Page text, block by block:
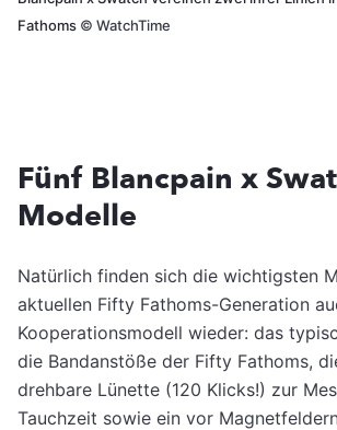
Fathoms © WatchTime
Fünf Blancpain x
Modelle
Natürlich finden sich die wichtigsten
aktuellen Fifty Fathoms-Generation
Kooperationsmodell wieder: das
die Bandanstöße der Fifty Fathoms,
drehbare Lünette (120 Klicks!) zur
Tauchzeit sowie ein vor